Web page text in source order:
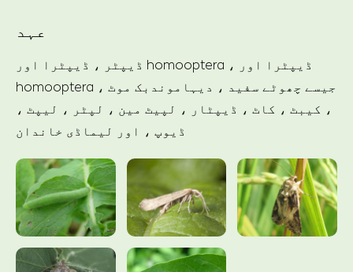
عہد
ڈیپٹر ، ڈیپٹرا اور homooptera ، ڈیپٹرا اور
homooptera ، جیسے چھوٹے سفید ، دیہاموندبک موٹ
، کیبٹ ، کاٹ ، ڈیپٹار ، لپیٹ مین ، لپٹر ، لیپٹ ،
ڈیوپ ، اور لیماڈی خاندان